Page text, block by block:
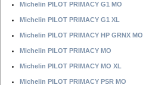
Michelin PILOT PRIMACY G1 MO
Michelin PILOT PRIMACY G1 XL
Michelin PILOT PRIMACY HP GRNX MO
Michelin PILOT PRIMACY MO
Michelin PILOT PRIMACY MO XL
Michelin PILOT PRIMACY PSR MO